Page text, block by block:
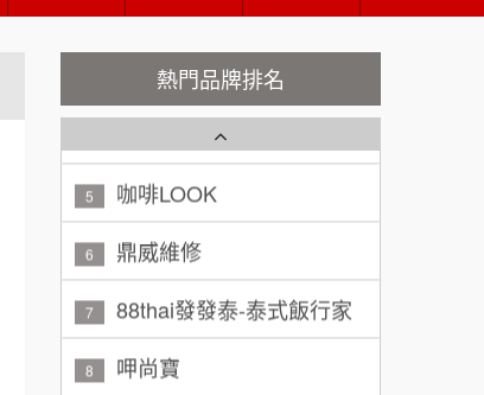
熱門品牌排名
秉宏小米甜甜圈
4 潮鍋癮
5 咖啡LOOK
6 鼎威維修
7 88thai發發泰-泰式飯行家
8 呷尚寶
100萬 ~ 200萬
加盟預算 200萬~300萬
黃 先生/小姐
加盟預算 100萬~150萬
林 先生/小姐 屏東縣
加盟預算